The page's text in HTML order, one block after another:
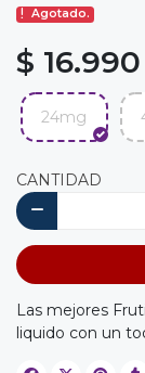
Agotado.
$ 16.990
24mg
CANTIDAD
Las mejores
liquido con un